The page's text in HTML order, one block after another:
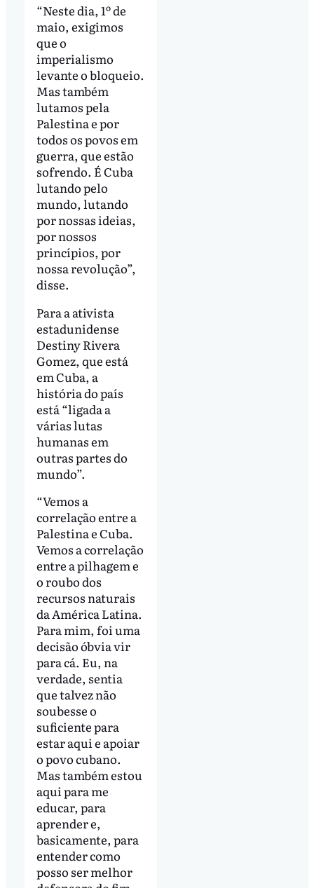
“Neste dia, 1º de
maio, exigimos
que o
imperialismo
levante o bloqueio.
Mas também
lutamos pela
Palestina e por
todos os povos em
guerra, que estão
sofrendo. É Cuba
lutando pelo
mundo, lutando
por nossas ideias,
por nossos
princípios, por
nossa revolução”,
disse.
Para a ativista
estadunidense
Destiny Rivera
Gomez, que está
em Cuba, a
história do país
está “ligada a
várias lutas
humanas em
outras partes do
mundo”.
“Vemos a
correlação entre a
Palestina e Cuba.
Vemos a correlação
entre a pilhagem e
o roubo dos
recursos naturais
da América Latina.
Para mim, foi uma
decisão óbvia vir
para cá. Eu, na
verdade, sentia
que talvez não
soubesse o
suficiente para
estar aqui e apoiar
o povo cubano.
Mas também estou
aqui para me
educar, para
aprender e,
basicamente, para
entender como
posso ser melhor